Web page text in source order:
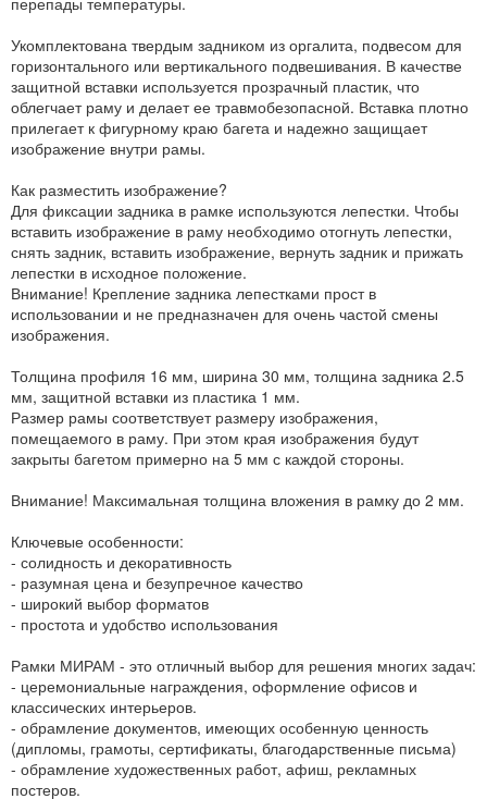
Укомплектована твердым задником из оргалита, подвесом для
горизонтального или вертикального подвешивания. В качестве
защитной вставки используется прозрачный пластик, что
облегчает раму и делает ее травмобезопасной. Вставка плотно
прилегает к фигурному краю багета и надежно защищает
изображение внутри рамы.
Как разместить изображение?
Для фиксации задника в рамке используются лепестки. Чтобы
вставить изображение в раму необходимо отогнуть лепестки,
снять задник, вставить изображение, вернуть задник и прижать
лепестки в исходное положение.
Внимание! Крепление задника лепестками прост в
использовании и не предназначен для очень частой смены
изображения.
Толщина профиля 16 мм, ширина 30 мм, толщина задника 2.5
мм, защитной вставки из пластика 1 мм.
Размер рамы соответствует размеру изображения,
помещаемого в раму. При этом края изображения будут
закрыты багетом примерно на 5 мм с каждой стороны.
Внимание! Максимальная толщина вложения в рамку до 2 мм.
Ключевые особенности:
- солидность и декоративность
- разумная цена и безупречное качество
- широкий выбор форматов
- простота и удобство использования
Рамки МИРАМ - это отличный выбор для решения многих задач:
- церемониальные награждения, оформление офисов и
классических интерьеров.
- обрамление документов, имеющих особенную ценность
(дипломы, грамоты, сертификаты, благодарственные письма)
- обрамление художественных работ, афиш, рекламных
постеров.